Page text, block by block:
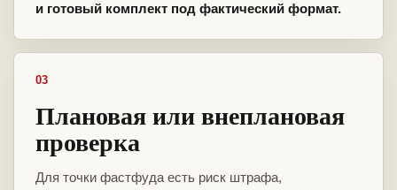
и готовый комплект под фактический формат.
03
Плановая или внеплановая
проверка
Для точки фастфуда есть риск штрафа,